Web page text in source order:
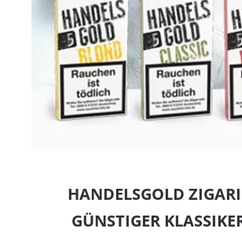
HANDELSGOLD
GÜNSTIGER